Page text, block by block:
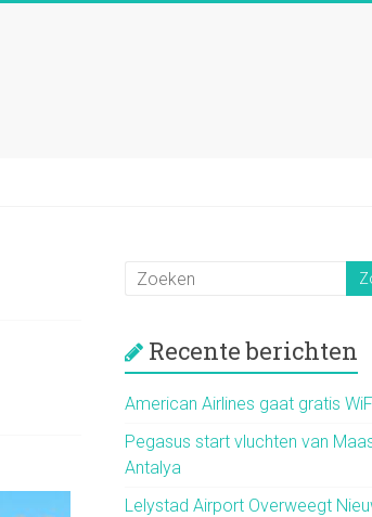
Recente berichten
American Airlines gaat gratis
Pegasus start vluchten van
Antalya
Lelystad Airport Overweegt